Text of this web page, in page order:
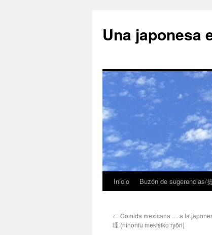
Una japonesa
Inicio Buzón de sugerencias/
← Comida mexicana … a la
理 (nihonfû mekisiko ryôri)